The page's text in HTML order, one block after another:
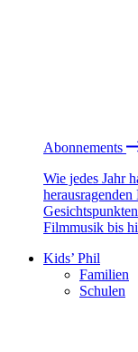
Abonnements
Wie jedes Jahr
Filmmusik bis
Kids’ Phil
Familien
Schulen